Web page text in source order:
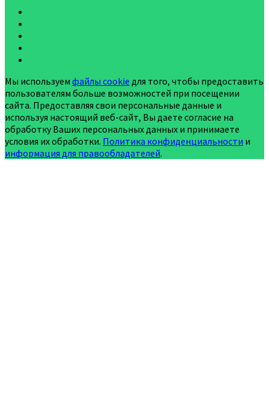
Мы используем файлы cookie для того, чтобы предоставить
пользователям больше возможностей при посещении
сайта. Предоставляя свои персональные данные и
используя настоящий веб-сайт, Вы даете согласие на
обработку Ваших персональных данных и принимаете
условия их обработки. Политика конфиденциальности и
информация для правообладателей.